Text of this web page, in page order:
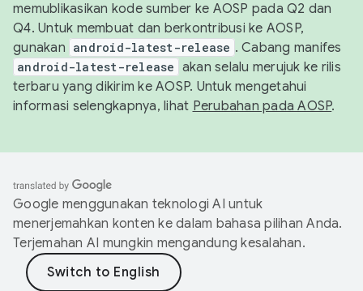
memublikasikan kode sumber ke AOSP pada Q2 dan
Q4. Untuk membuat dan berkontribusi ke AOSP,
gunakan android-latest-release . Cabang manifes
android-latest-release akan selalu merujuk ke rilis
terbaru yang dikirim ke AOSP. Untuk mengetahui
informasi selengkapnya, lihat Perubahan pada AOSP.
Google menggunakan teknologi AI untuk
menerjemahkan konten ke dalam bahasa pilihan Anda.
Terjemahan AI mungkin mengandung kesalahan.